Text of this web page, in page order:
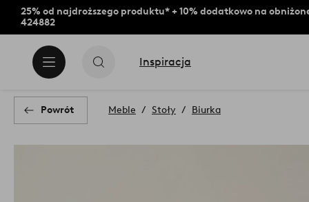
25% od najdroższego produktu* + 10% dodatkowo na
424882
Inspiracja
Powrót Meble Stoły Biurka